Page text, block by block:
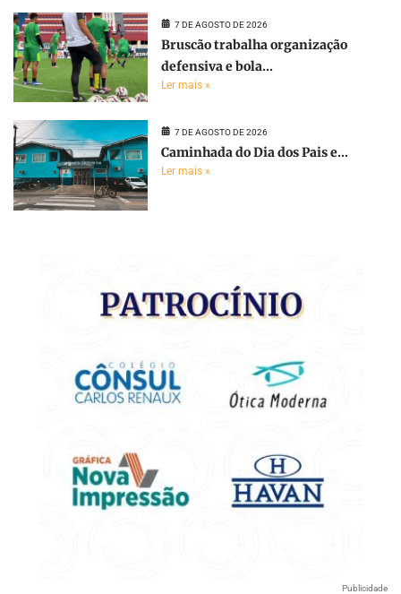
7 DE AGOSTO DE 2026
Bruscão trabalha organização
defensiva e bola...
Ler mais »
7 DE AGOSTO DE 2026
Caminhada do Dia dos Pais e...
Ler mais »
Publicidade